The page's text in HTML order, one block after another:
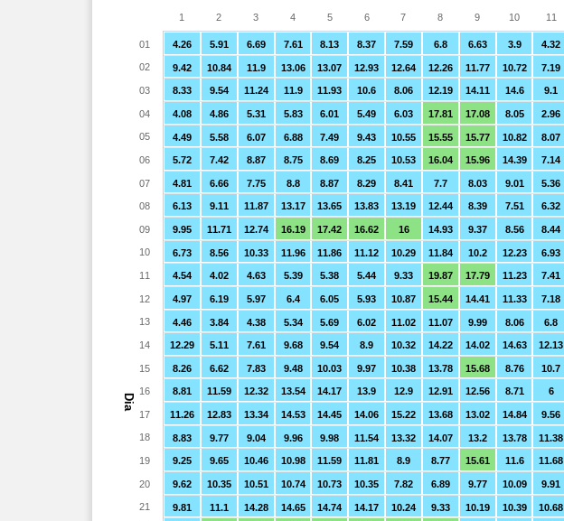
Dia
4.26 5.91 6.69 7.61 8.13 8.37 7.59 6.8 6.63 3.9 4.32
9.42 10.84 11.9 13.06 13.07 12.93 12.64 12.26 11.77 10.72 7.19
8.33 9.54 11.24 11.9 11.93 10.6 8.06 12.19 14.11 14.6 9.1
4.08 4.86 5.31 5.83 6.01 5.49 6.03 17.81 17.08 8.05 2.96
4.49 5.58 6.07 6.88 7.49 9.43 10.55 15.55 15.77 10.82 8.07
5.72 7.42 8.87 8.75 8.69 8.25 10.53 16.04 15.96 14.39 7.14
4.81 6.66 7.75 8.8 8.87 8.29 8.41 7.7 8.03 9.01 5.36
6.13 9.11 11.87 13.17 13.65 13.83 13.19 12.44 8.39 7.51 6.32
9.95 11.71 12.74 16.19 17.42 16.62 16 14.93 9.37 8.56 8.44
6.73 8.56 10.33 11.96 11.86 11.12 10.29 11.84 10.2 12.23 6.93
4.54 4.02 4.63 5.39 5.38 5.44 9.33 19.87 17.79 11.23 7.41
4.97 6.19 5.97 6.4 6.05 5.93 10.87 15.44 14.41 11.33 7.18
4.46 3.84 4.38 5.34 5.69 6.02 11.02 11.07 9.99 8.06 6.8
12.29 5.11 7.61 9.68 9.54 8.9 10.32 14.22 14.02 14.63 12.13
8.26 6.62 7.83 9.48 10.03 9.97 10.38 13.78 15.68 8.76 10.7
8.81 11.59 12.32 13.54 14.17 13.9 12.9 12.91 12.56 8.71 6
11.26 12.83 13.34 14.53 14.45 14.06 15.22 13.68 13.02 14.84 9.56
8.83 9.77 9.04 9.96 9.98 11.54 13.32 14.07 13.2 13.78 11.38
9.25 9.65 10.46 10.98 11.59 11.81 8.9 8.77 15.61 11.6 11.68
9.62 10.35 10.51 10.74 10.73 10.35 7.82 6.89 9.77 10.09 9.91
9.81 11.1 14.28 14.65 14.74 14.17 10.24 9.33 10.19 10.39 10.68
1 2 3 4 5 6 7 8 9 10 11
01
02
03
04
05
06
07
08
09
10
11
12
13
14
15
16
17
18
19
20
21